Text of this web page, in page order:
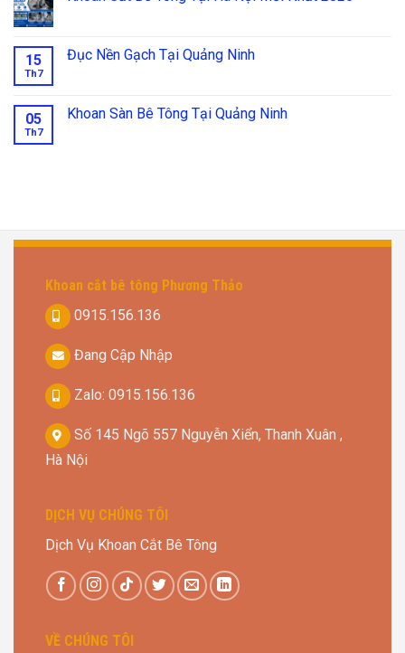
15
Th7
Đục Nền Gạch Tại Quảng Ninh
05
Th7
Khoan Sàn Bê Tông Tại Quảng Ninh
Khoan cắt bê tông Phương Thảo
0915.156.136
Đang Cập Nhập
Zalo: 0915.156.136
Số 145 Ngõ 557 Nguyễn Xiển, Thanh Xuân ,
Hà Nội
DỊCH VỤ CHÚNG TÔI
Dịch Vụ Khoan Cắt Bê Tông
VỀ CHÚNG TÔI